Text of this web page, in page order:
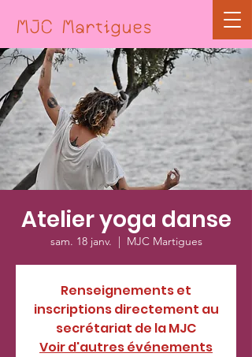
MJC Martigues
Atelier yoga danse
sam. 18 janv.
  |
MJC Martigues
Renseignements et
inscriptions directement au
secrétariat de la MJC
Voir d'autres événements